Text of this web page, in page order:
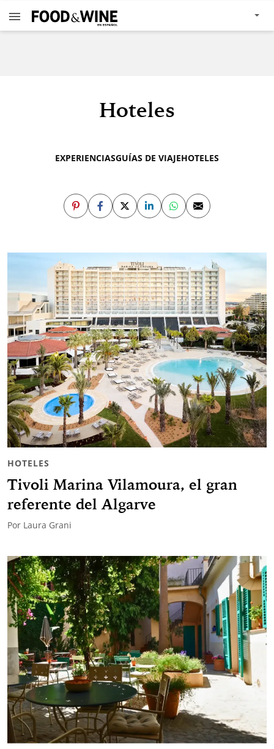
Hoteles
EXPERIENCIASGUÍAS DE VIAJEHOTELES
HOTELES
Tivoli Marina Vilamoura, el gran
referente del Algarve
Por Laura Grani